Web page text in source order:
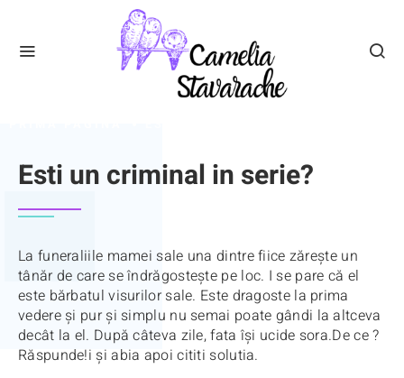
Esti un criminal in serie?
La funeraliile mamei sale una dintre fiice zăreşte un
tânăr de care se îndrăgosteşte pe loc. I se pare că el
este bărbatul visurilor sale. Este dragoste la prima
vedere şi pur şi simplu nu semai poate gândi la altceva
decât la el. După câteva zile, fata îşi ucide sora.De ce ?
Răspunde!i şi abia apoi cititi solutia.